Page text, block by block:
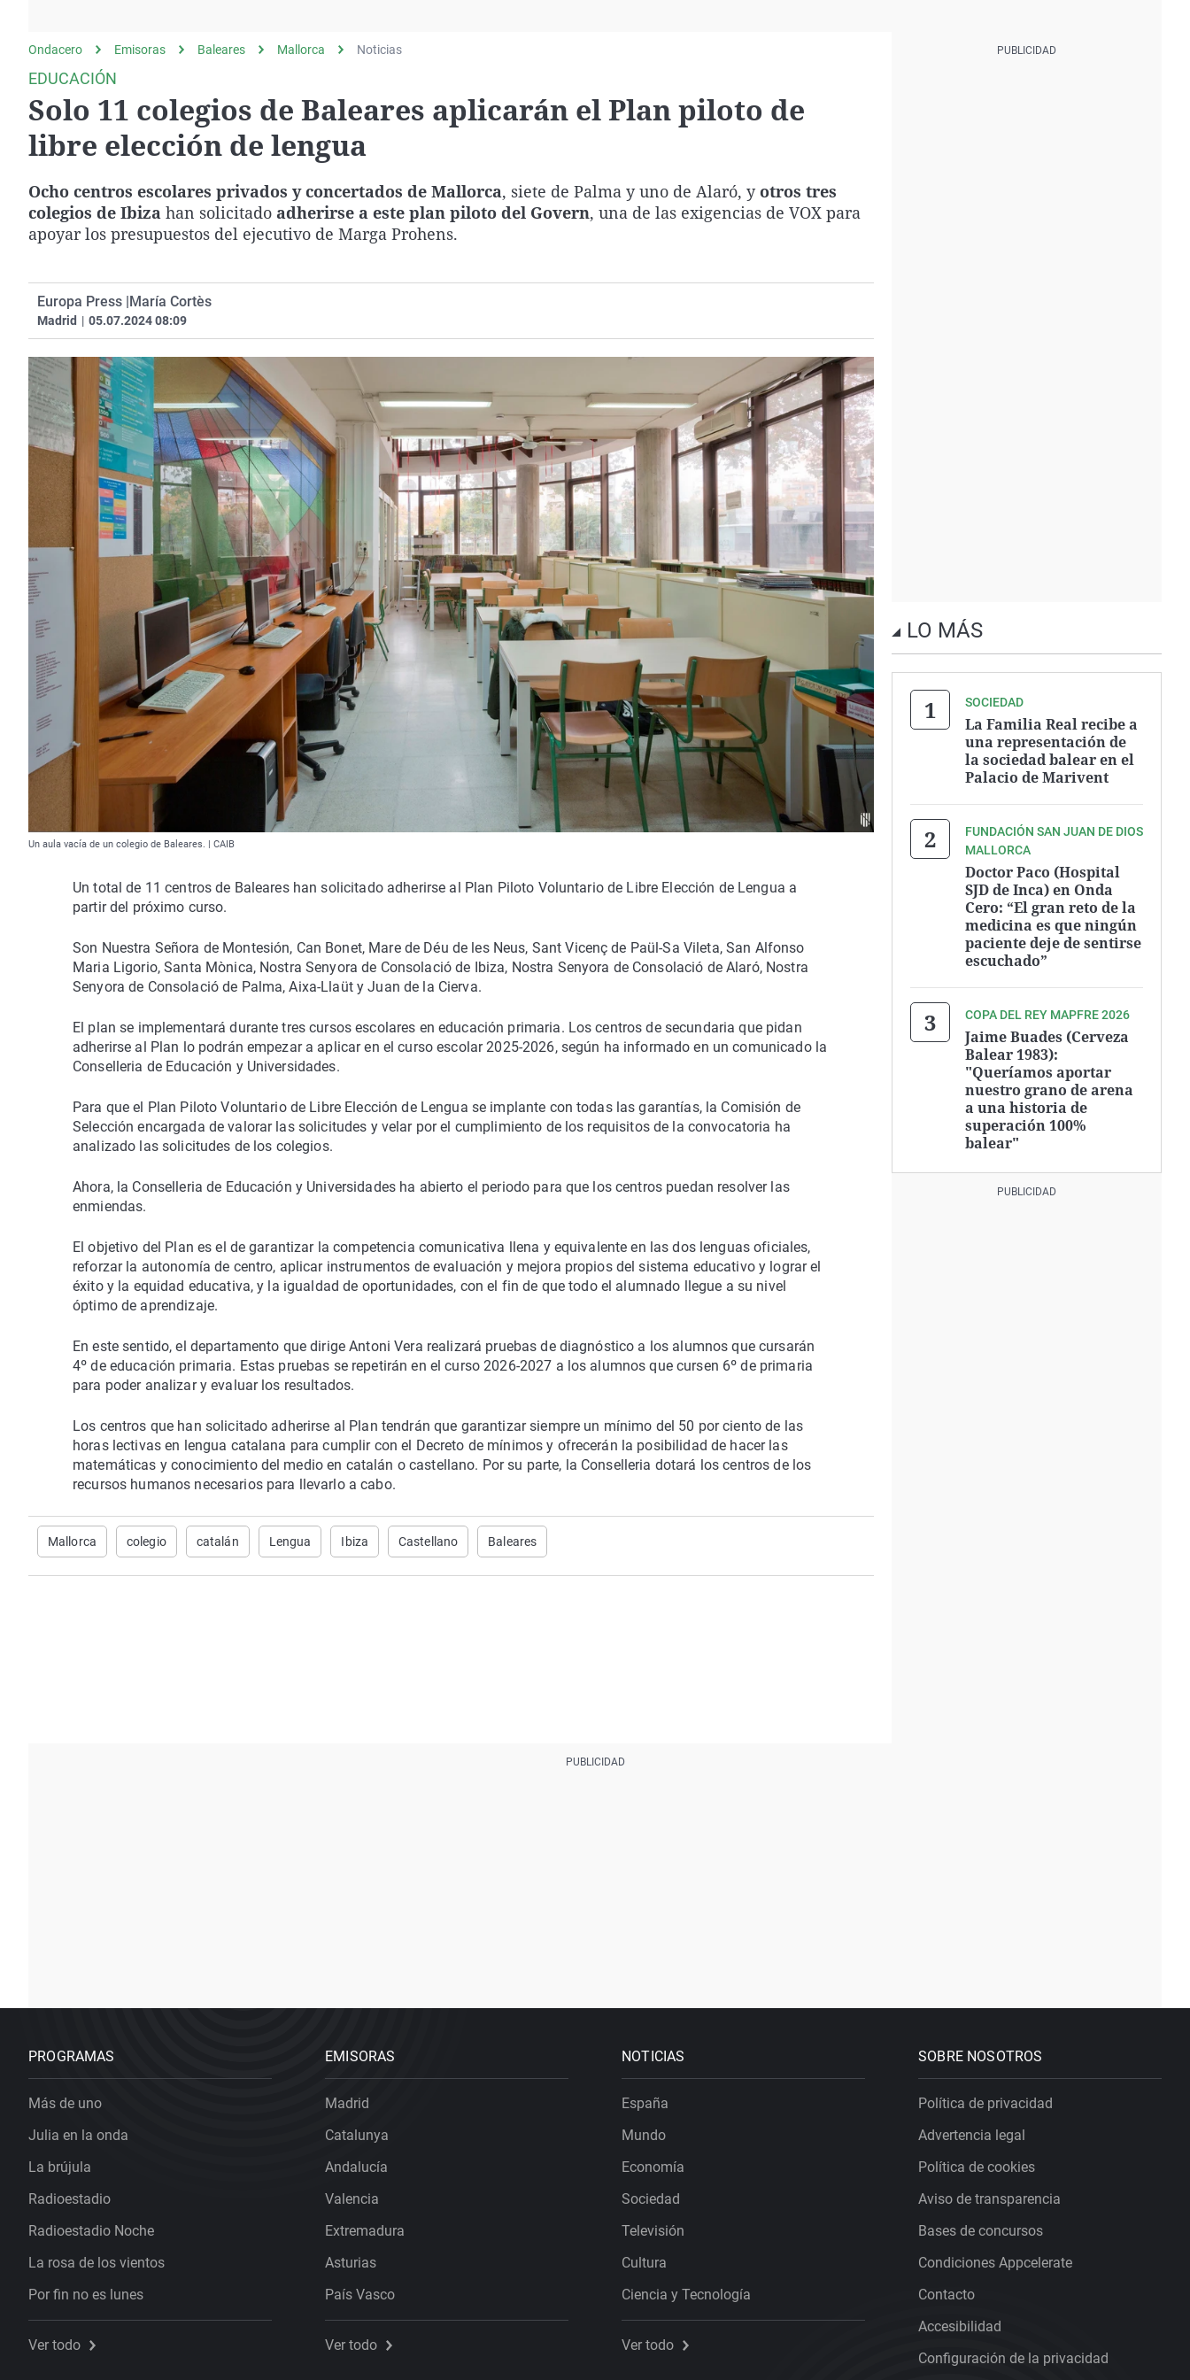
Operación Viuda
Negra
Navarra
Ondacero Emisoras Baleares Mallorca Noticias
EDUCACIÓN
Solo 11 colegios de Baleares aplicarán el Plan piloto de
libre elección de lengua
Ocho centros escolares privados y concertados de Mallorca, siete de Palma y uno de Alaró, yotros tres
colegios de Ibiza han solicitado adherirse a este plan piloto del Govern, una de las exigencias de VOX para
apoyar los presupuestos del ejecutivo de Marga Prohens.
Europa Press |María Cortès
Madrid | 05.07.2024 08:09
Un aula vacía de un colegio de Baleares. | CAIB
Un total de 11 centros de Baleares han solicitado adherirse al Plan Piloto Voluntario de Libre Elección de Lengua a
partir del próximo curso.
Son Nuestra Señora de Montesión, Can Bonet, Mare de Déu de les Neus, Sant Vicenç de Paül-Sa Vileta, San Alfonso
Maria Ligorio, Santa Mònica, Nostra Senyora de Consolació de Ibiza, Nostra Senyora de Consolació de Alaró, Nostra
Senyora de Consolació de Palma, Aixa-Llaüt y Juan de la Cierva.
El plan se implementará durante tres cursos escolares en educación primaria. Los centros de secundaria que pidan
adherirse al Plan lo podrán empezar a aplicar en el curso escolar 2025-2026, según ha informado en un comunicado la
Conselleria de Educación y Universidades.
Para que el Plan Piloto Voluntario de Libre Elección de Lengua se implante con todas las garantías, la Comisión de
Selección encargada de valorar las solicitudes y velar por el cumplimiento de los requisitos de la convocatoria ha
analizado las solicitudes de los colegios.
Ahora, la Conselleria de Educación y Universidades ha abierto el periodo para que los centros puedan resolver las
enmiendas.
El objetivo del Plan es el de garantizar la competencia comunicativa llena y equivalente en las dos lenguas oficiales,
reforzar la autonomía de centro, aplicar instrumentos de evaluación y mejora propios del sistema educativo y lograr el
éxito y la equidad educativa, y la igualdad de oportunidades, con el fin de que todo el alumnado llegue a su nivel
óptimo de aprendizaje.
En este sentido, el departamento que dirige Antoni Vera realizará pruebas de diagnóstico a los alumnos que cursarán
4º de educación primaria. Estas pruebas se repetirán en el curso 2026-2027 a los alumnos que cursen 6º de primaria
para poder analizar y evaluar los resultados.
Los centros que han solicitado adherirse al Plan tendrán que garantizar siempre un mínimo del 50 por ciento de las
horas lectivas en lengua catalana para cumplir con el Decreto de mínimos y ofrecerán la posibilidad de hacer las
matemáticas y conocimiento del medio en catalán o castellano. Por su parte, la Conselleria dotará los centros de los
recursos humanos necesarios para llevarlo a cabo.
Mallorca colegio catalán Lengua Ibiza Castellano Baleares
LO MÁS
SOCIEDAD
La Familia Real recibe a
una representación de
la sociedad balear en el
Palacio de Marivent
FUNDACIÓN SAN JUAN DE DIOS
MALLORCA
Doctor Paco (Hospital
SJD de Inca) en Onda
Cero: “El gran reto de la
medicina es que ningún
paciente deje de sentirse
escuchado”
COPA DEL REY MAPFRE 2026
Jaime Buades (Cerveza
Balear 1983):
"Queríamos aportar
nuestro grano de arena
a una historia de
superación 100%
balear"
PROGRAMAS
Más de uno
Julia en la onda
La brújula
Radioestadio
Radioestadio Noche
La rosa de los vientos
Por fin no es lunes
Ver todo
EMISORAS
Madrid
Catalunya
Andalucía
Valencia
Extremadura
Asturias
País Vasco
Ver todo
NOTICIAS
España
Mundo
Economía
Sociedad
Televisión
Cultura
Ciencia y Tecnología
Ver todo
SOBRE NOSOTROS
Política de privacidad
Advertencia legal
Política de cookies
Aviso de transparencia
Bases de concursos
Condiciones Appcelerate
Contacto
Accesibilidad
Configuración de la privacidad